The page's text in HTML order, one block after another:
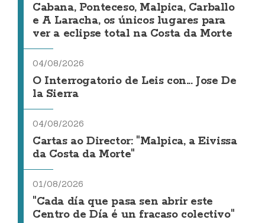
Cabana, Ponteceso, Malpica, Carballo
e A Laracha, os únicos lugares para
ver a eclipse total na Costa da Morte
04/08/2026
O Interrogatorio de Leis con... Jose De
la Sierra
04/08/2026
Cartas ao Director: "Malpica, a Eivissa
da Costa da Morte"
01/08/2026
"Cada día que pasa sen abrir este
Centro de Día é un fracaso colectivo"